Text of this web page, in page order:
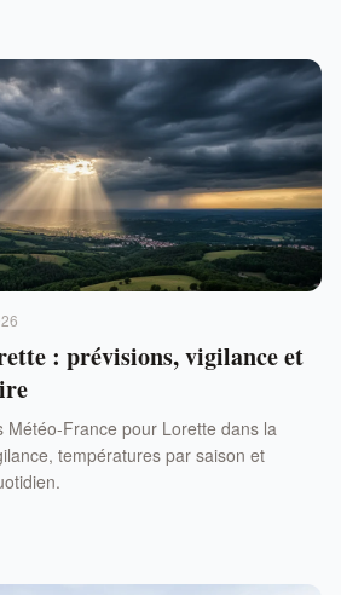
: prévisions, vigilance et
Météo-France pour Lorette dans la
températures par saison et